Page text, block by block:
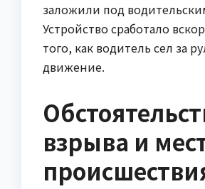
заложили под
Устройство сработало
того, как водитель сел за
движение.
взрыва и